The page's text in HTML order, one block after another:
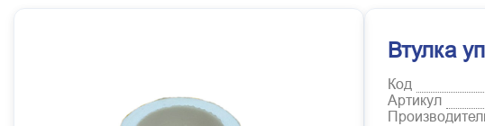
Втулка
Код
Артикул